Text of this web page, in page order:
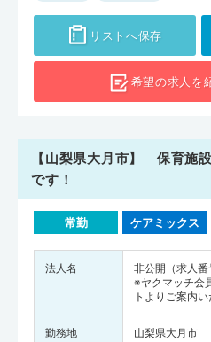
リストへ保存
希望の求人を
【山梨県大月市】 保育施
です！
常勤 ケアミックス
法人名
非公開（求人番
※ヤクマッチ会
トよりご案内い
勤務地 山梨県大月市